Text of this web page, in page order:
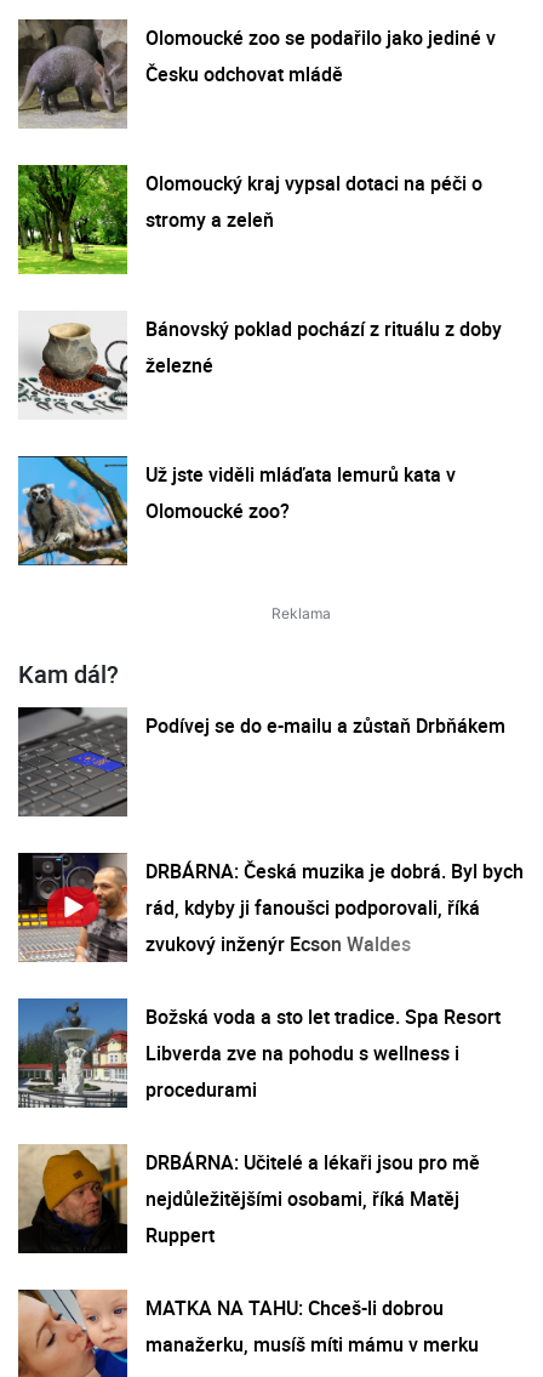
Olomoucké zoo se podařilo jako jediné v
Česku odchovat mládě
Olomoucký kraj vypsal dotaci na péči o
stromy a zeleň
Bánovský poklad pochází z rituálu z doby
železné
Už jste viděli mláďata lemurů kata v
Olomoucké zoo?
Kam dál?
Podívej se do e-mailu a zůstaň Drbňákem
DRBÁRNA: Česká muzika je dobrá. Byl bych
rád, kdyby ji fanoušci podporovali, říká
zvukový inženýr Ecson Waldes
Božská voda a sto let tradice. Spa Resort
Libverda zve na pohodu s wellness i
procedurami
DRBÁRNA: Učitelé a lékaři jsou pro mě
nejdůležitějšími osobami, říká Matěj
Ruppert
MATKA NA TAHU: Chceš-li dobrou
manažerku, musíš míti mámu v merku